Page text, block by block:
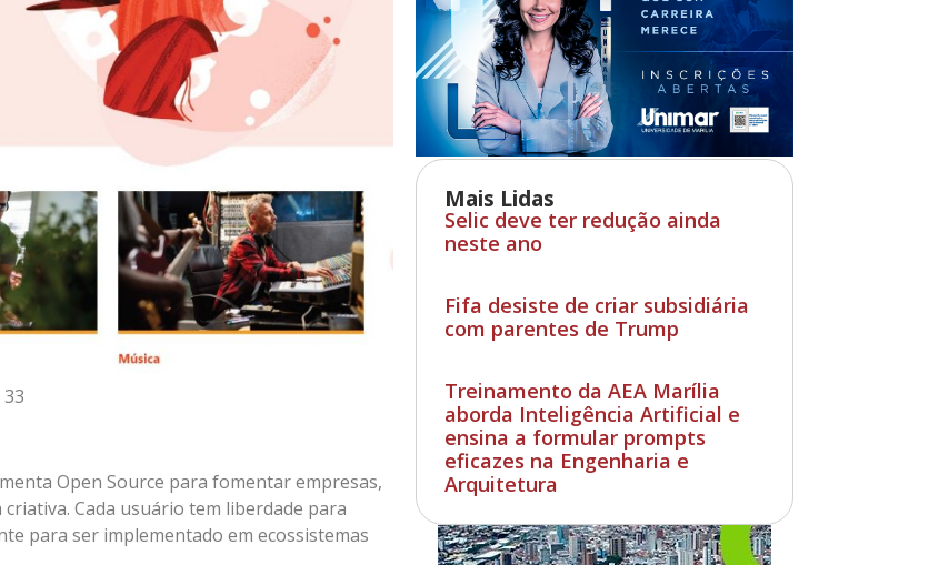
Mais Lidas
Selic deve ter redução ainda
neste ano
Fifa desiste de criar subsidiária
com parentes de Trump
Treinamento da AEA Marília
aborda Inteligência Artificial e
ensina a formular prompts
eficazes na Engenharia e
Arquitetura
Open Source para fomentar empresas,
Cada usuário tem liberdade para
para ser implementado em ecossistemas